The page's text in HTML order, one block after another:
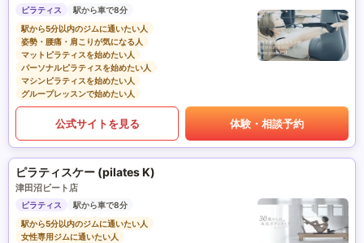
ピラティス
駅から車で8分
駅から5分以内のジムに通いたい人
姿勢・腰痛・肩こりが気になる人
マットピラティスを始めたい人
パーソナルピラティスを始めたい人
マシンピラティスを始めたい人
グループレッスンで始めたい人
公式サイトを見る 体験・相談予約
ピラティスケー (pilates K)
津田沼ビート店
ピラティス
駅から車で8分
駅から5分以内のジムに通いたい人
女性専用ジムに通いたい人